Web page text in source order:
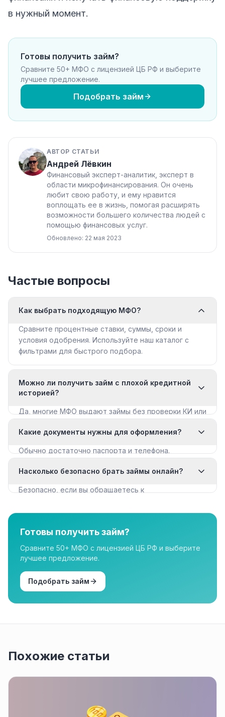
в нужный момент.
Готовы получить займ?
Сравните 50+ МФО с лицензией ЦБ РФ и выберите
лучшее предложение.
Подобрать займ
АВТОР СТАТЬИ
Андрей Лёвкин
Финансовый эксперт-аналитик, эксперт в
области микрофинансирования. Он очень
любит свою работу, и ему нравится
воплощать ее в жизнь, помогая расширять
возможности большего количества людей с
помощью финансовых услуг.
Обновлено: 22 мая 2023
Частые вопросы
Как выбрать подходящую МФО?
Сравните процентные ставки, суммы, сроки и
условия одобрения. Используйте наш каталог с
фильтрами для быстрого подбора.
Можно ли получить займ с плохой кредитной
историей?
Да, многие МФО выдают займы без проверки КИ или
с плохой КИ».
Какие документы нужны для оформления?
Обычно достаточно паспорта и телефона.
документы для крупных сумм.
Насколько безопасно брать займы онлайн?
Безопасно, если вы обращаетесь к
организации в нашем каталоге имеют лицензию.
Готовы получить займ?
Сравните 50+ МФО с лицензией ЦБ РФ и выберите
лучшее предложение.
Подобрать займ
Похожие статьи